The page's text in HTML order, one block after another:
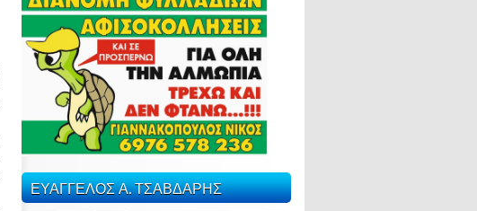
ΕΥΑΓΓΕΛΟΣ Α. ΤΣΑΒΔΑΡΗΣ